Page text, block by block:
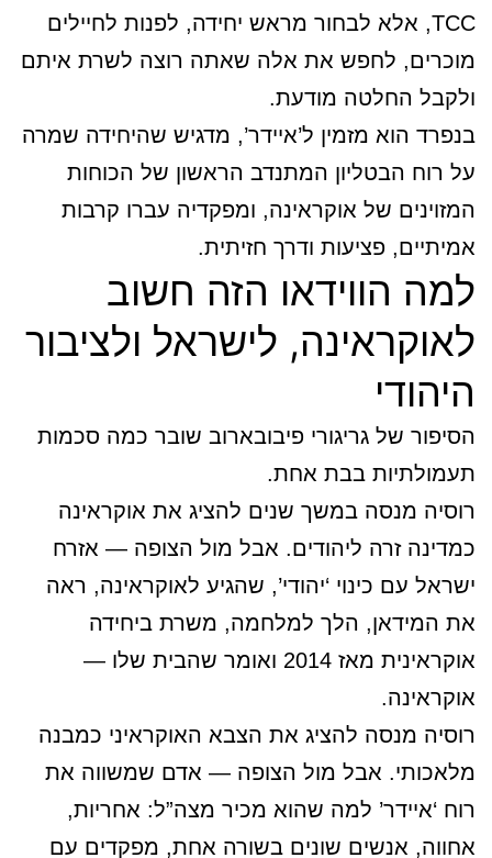
TCC, אלא לבחור מראש יחידה, לפנות לחיילים
מוכרים, לחפש את אלה שאתה רוצה לשרת איתם
ולקבל החלטה מודעת.
בנפרד הוא מזמין ל’איידר’, מדגיש שהיחידה שמרה
על רוח הבטליון המתנדב הראשון של הכוחות
המזוינים של אוקראינה, ומפקדיה עברו קרבות
אמיתיים, פציעות ודרך חזיתית.
למה הווידאו הזה חשוב
לאוקראינה, לישראל ולציבור
היהודי
הסיפור של גריגורי פיבובארוב שובר כמה סכמות
תעמולתיות בבת אחת.
רוסיה מנסה במשך שנים להציג את אוקראינה
כמדינה זרה ליהודים. אבל מול הצופה — אזרח
ישראל עם כינוי ‘יהודי’, שהגיע לאוקראינה, ראה
את המידאן, הלך למלחמה, משרת ביחידה
אוקראינית מאז 2014 ואומר שהבית שלו —
אוקראינה.
רוסיה מנסה להציג את הצבא האוקראיני כמבנה
מלאכותי. אבל מול הצופה — אדם שמשווה את
רוח ‘איידר’ למה שהוא מכיר מצה”ל: אחריות,
אחווה, אנשים שונים בשורה אחת, מפקדים עם